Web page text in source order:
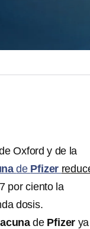
Oxford y de la
de Pfizer
por ciento la
dosis.
de Pfizer ya